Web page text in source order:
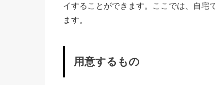
イすることができます。ここでは、自宅
ます。
用意するもの